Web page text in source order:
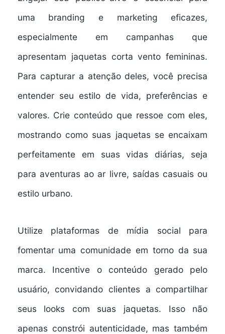
uma branding e marketing eficazes,
especialmente em campanhas que
apresentam jaquetas corta vento femininas.
Para capturar a atenção deles, você precisa
entender seu estilo de vida, preferências e
valores. Crie conteúdo que ressoe com eles,
mostrando como suas jaquetas se encaixam
perfeitamente em suas vidas diárias, seja
para aventuras ao ar livre, saídas casuais ou
estilo urbano.
Utilize plataformas de mídia social para
fomentar uma comunidade em torno da sua
marca. Incentive o conteúdo gerado pelo
usuário, convidando clientes a compartilhar
seus looks com suas jaquetas. Isso não
apenas constrói autenticidade, mas também